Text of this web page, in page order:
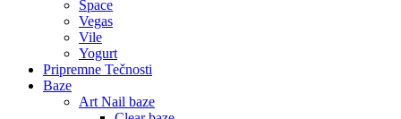
Space
Vegas
Vile
Yogurt
Pripremne Tečnosti
Baze
Art Nail baze